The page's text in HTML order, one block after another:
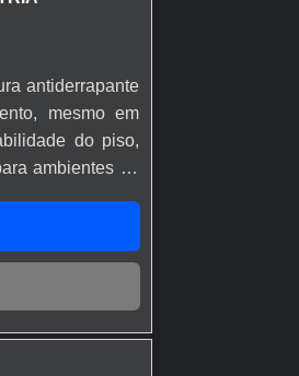
de alta
localização
de
de cada cliente
antiderrapante
mesmo em
do piso,
ambientes de